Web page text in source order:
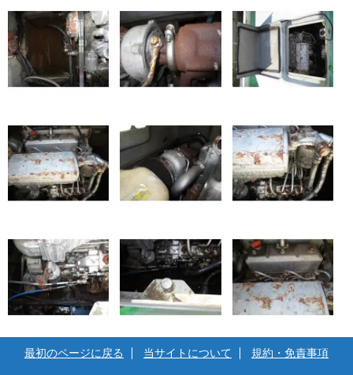
最初のページに戻る 当サイトについて 規約・免責事項